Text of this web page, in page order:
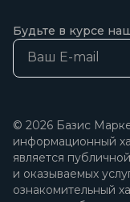
Будьте в курсе
© 2026 Базис
информационный
является
и оказываемых
ознакомительный